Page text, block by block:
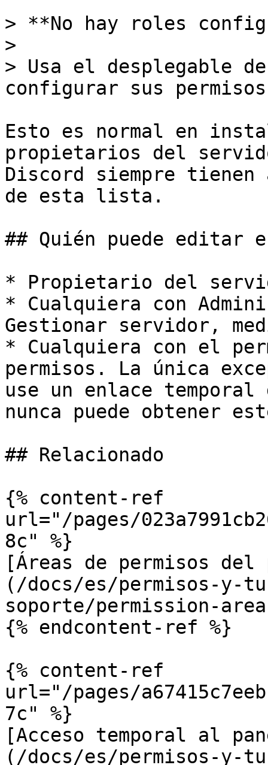
> **No hay roles
>
> Usa el desplegable
configurar sus
Esto es normal en
propietarios del
Discord siempre tienen
de esta lista.
## Quién puede editar
* Propietario del
* Cualquiera con
Gestionar servidor,
* Cualquiera con el
permisos. La única
use un enlace
nunca puede obtener
## Relacionado
{% content-ref
url="/pages/
8c" %}
[Áreas de permisos
(/docs/es/permisos-y-
soporte/permission-
{% endcontent-ref %}
{% content-ref
url="/pages/
7c" %}
[Acceso temporal al
(/docs/es/permisos-y-